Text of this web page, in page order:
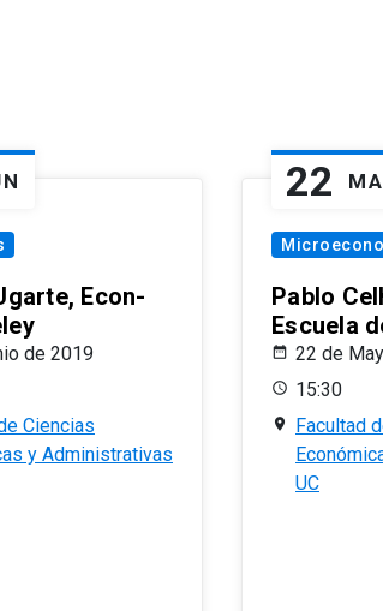
Econ-
de 2019
Ciencias
y Administrativas
22
Pablo
Escuela
22 de
15:30
Facultad
UC